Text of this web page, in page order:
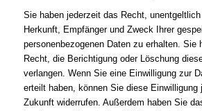
Sie haben jederzeit das Recht,
Herkunft, Empfänger und Zweck Ihrer
personenbezogenen Daten zu erhalten. Sie
Recht, die Berichtigung oder Löschung
verlangen. Wenn Sie eine Einwilligung zur
erteilt haben, können Sie diese Einwilligung
Zukunft widerrufen. Außerdem haben Sie